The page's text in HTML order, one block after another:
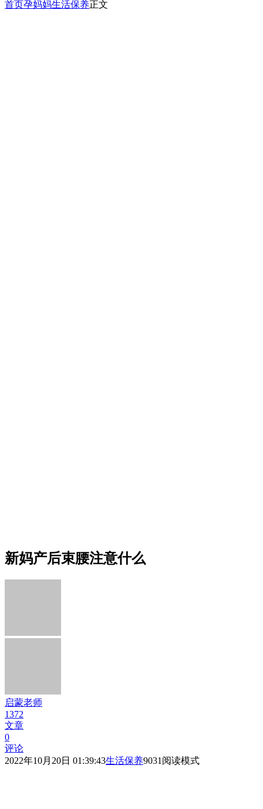
首页孕妈妈生活保养正文
新妈产后束腰注意什么
启蒙老师
1372
文章
0
评论
2022年10月20日 01:39:43生活保养9031 阅读模式